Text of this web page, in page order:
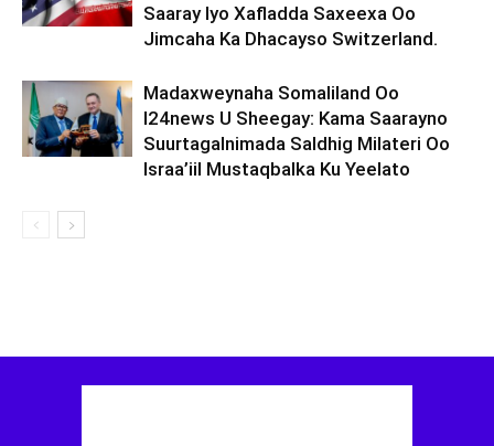
Saaray Iyo Xafladda Saxeexa Oo
Jimcaha Ka Dhacayso Switzerland.
Madaxweynaha Somaliland Oo
I24news U Sheegay: Kama Saarayno
Suurtagalnimada Saldhig Milateri Oo
Israa’iil Mustaqbalka Ku Yeelato